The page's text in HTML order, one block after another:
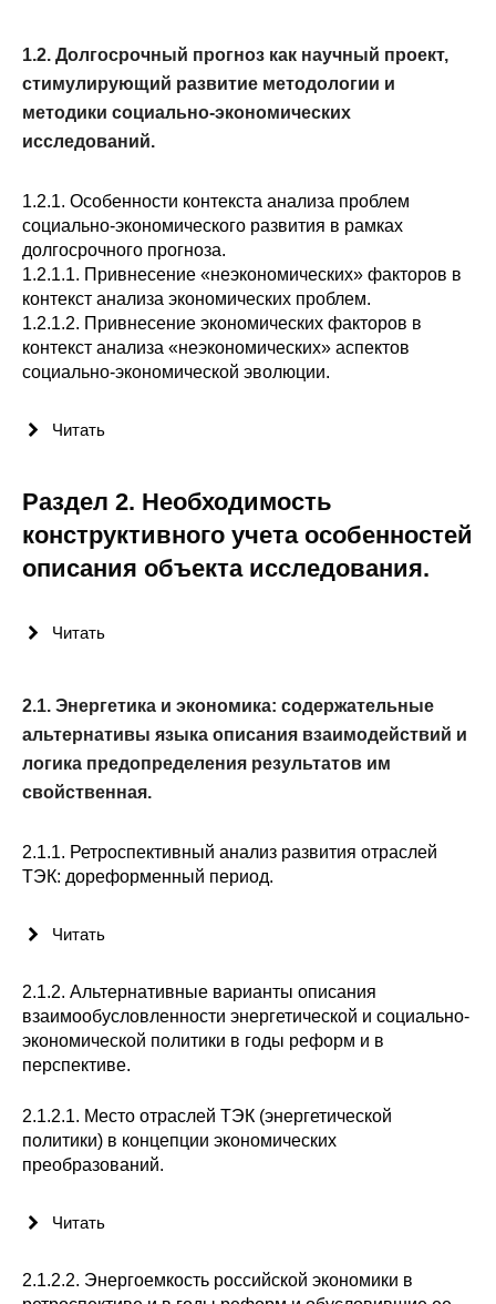
Оценка индекса промышленного
производства
Российская Система Климатического
Центр «Климатическая политика и
экономика России»
Образование и карьера
Кафедра МФТИ
Об аспирантуре
Поступление
О совете
Конкурсы и вакансии
Контакты
1.2. Долгосрочный прогноз как научный проект,
стимулирующий развитие методологии и
методики социально-экономических
исследований.
1.2.1. Особенности контекста анализа проблем
социально-экономического развития в рамках
долгосрочного прогноза.
1.2.1.1. Привнесение «неэкономических» факторов в
контекст анализа экономических проблем.
1.2.1.2. Привнесение экономических факторов в
контекст анализа «неэкономических» аспектов
социально-экономической эволюции.
Читать
Раздел 2. Необходимость
конструктивного учета особенностей
описания объекта исследования.
Читать
2.1. Энергетика и экономика: содержательные
альтернативы языка описания взаимодействий и
логика предопределения результатов им
свойственная.
2.1.1. Ретроспективный анализ развития отраслей
ТЭК: дореформенный период.
Читать
2.1.2. Альтернативные варианты описания
взаимообусловленности энергетической и социально-
экономической политики в годы реформ и в
перспективе.
2.1.2.1. Место отраслей ТЭК (энергетической
политики) в концепции экономических
преобразований.
Читать
2.1.2.2. Энергоемкость российской экономики в